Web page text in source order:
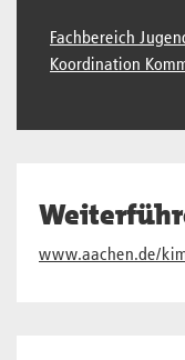
Fachbereich
Koordination
www.aachen.de/